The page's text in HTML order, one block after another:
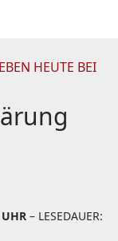
HEUTE BEI
– LESEDAUER: